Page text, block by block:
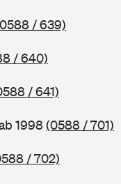
/ 639)
/ 640)
/ 641)
1998(0588 / 701)
/ 702)